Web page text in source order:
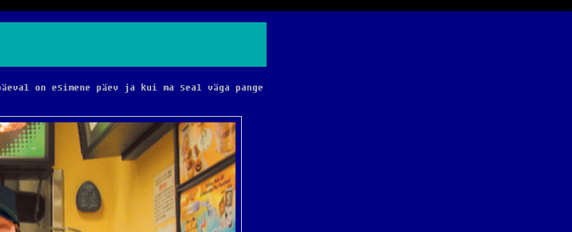
on esimene päev ja kui ma seal väga pange